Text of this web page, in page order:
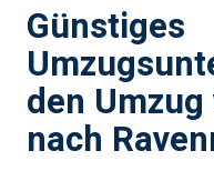
Günstiges
den
nach